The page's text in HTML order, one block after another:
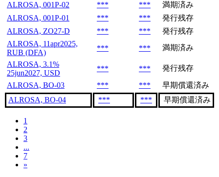
ALROSA, 001P-02
*** ***
満期済み
ALROSA, 001P-01
*** ***
発行残存
ALROSA, ZO27-D
*** ***
発行残存
ALROSA, 11apr2025,
RUB (DFA)
*** ***
満期済み
ALROSA, 3.1%
25jun2027, USD
*** *** 発行残存
ALROSA, BO-03 *** ***
早期償還済み
ALROSA, BO-04
*** *** 早期償還済み
1
2
3
...
7
»